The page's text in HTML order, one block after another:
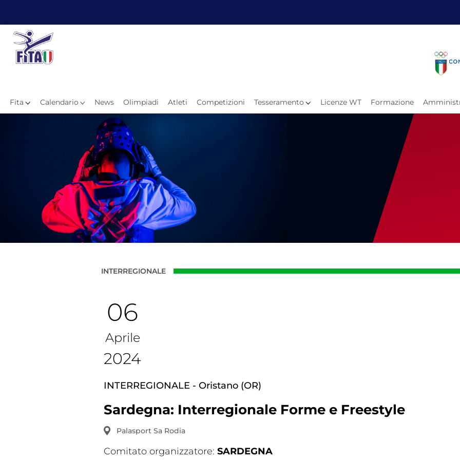
Home
Organigramma
Formazione
Fita Calendario News Olimpiadi Atleti Competizioni Tesseramento Licenze WT Formazione
INTERREGIONALE
06
Aprile
2024
INTERREGIONALE - Oristano (OR)
Sardegna: Interregionale Forme e Freestyle
Palasport Sa Rodia
Comitato organizzatore: SARDEGNA